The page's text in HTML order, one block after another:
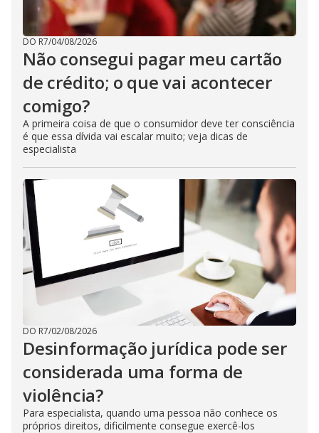
DO R7/04/08/2026
Não consegui pagar meu cartão
de crédito; o que vai acontecer
comigo?
A primeira coisa de que o consumidor deve ter consciência
é que essa dívida vai escalar muito; veja dicas de
especialista
DO R7/02/08/2026
Desinformação jurídica pode ser
considerada uma forma de
violência?
Para especialista, quando uma pessoa não conhece os
próprios direitos, dificilmente consegue exercê-los